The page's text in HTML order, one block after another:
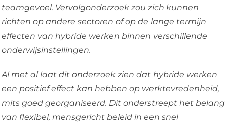
teamgevoel. Vervolgonderzoek zou zich kunnen
richten op andere sectoren of op de lange termijn
effecten van hybride werken binnen verschillende
onderwijsinstellingen.
Al met al laat dit onderzoek zien dat hybride werken
een positief effect kan hebben op werktevredenheid,
mits goed georganiseerd. Dit onderstreept het belang
van flexibel, mensgericht beleid in een snel